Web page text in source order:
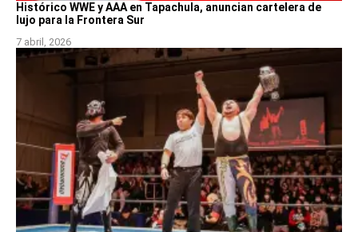
Histórico WWE y AAA en Tapachula, anuncian cartelera de
lujo para la Frontera Sur
7 abril, 2026